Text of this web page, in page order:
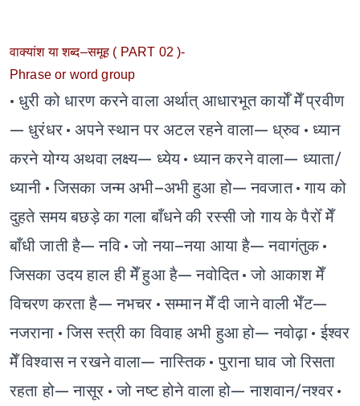
वाक्यांश या शब्द–समूह ( PART 02 )-
Phrase or word group
• धुरी को धारण करने वाला अर्थात् आधारभूत कार्योँ मेँ प्रवीण
— धुरंधर • अपने स्थान पर अटल रहने वाला— ध्रुव • ध्यान
करने योग्य अथवा लक्ष्य— ध्येय • ध्यान करने वाला— ध्याता/
ध्यानी • जिसका जन्म अभी–अभी हुआ हो— नवजात • गाय को
दुहते समय बछड़े का गला बाँधने की रस्सी जो गाय के पैरोँ मेँ
बाँधी जाती है— नवि • जो नया–नया आया है— नवागंतुक •
जिसका उदय हाल ही मेँ हुआ है— नवोदित • जो आकाश मेँ
विचरण करता है— नभचर • सम्मान मेँ दी जाने वाली भेँट—
नजराना • जिस स्त्री का विवाह अभी हुआ हो— नवोढ़ा • ईश्वर
मेँ विश्वास न रखने वाला— नास्तिक • पुराना घाव जो रिसता
रहता हो— नासूर • जो नष्ट होने वाला हो— नाशवान/नश्वर •